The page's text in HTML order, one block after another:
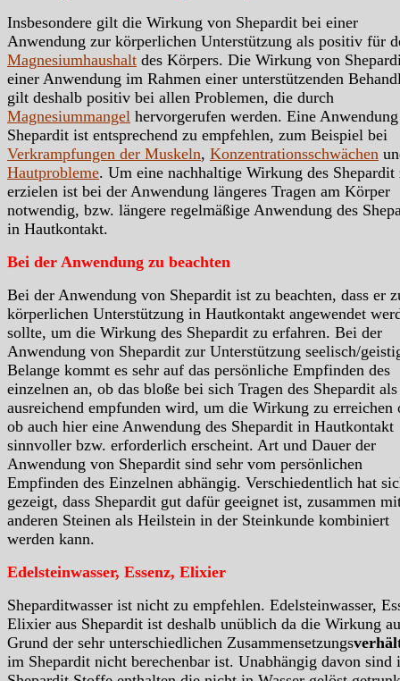
Insbesondere gilt die Wirkung von Shepardit bei einer
Anwendung zur körperlichen Unterstützung als positiv für
Magnesiumhaushalt des Körpers. Die Wirkung von
einer Anwendung im Rahmen einer unterstützenden
gilt deshalb positiv bei allen Problemen, die durch
Magnesiummangel hervorgerufen werden. Eine
Shepardit ist entsprechend zu empfehlen, zum Beispiel bei
Verkrampfungen der Muskeln, Konzentrationsschwächen
Hautprobleme. Um eine nachhaltige Wirkung des Shepardit
erzielen ist bei der Anwendung längeres Tragen am Körper
notwendig, bzw. längere regelmäßige Anwendung des
in Hautkontakt.
Bei der Anwendung zu beachten
Bei der Anwendung von Shepardit ist zu beachten, dass er
körperlichen Unterstützung in Hautkontakt angewendet
sollte, um die Wirkung des Shepardit zu erfahren. Bei der
Anwendung von Shepardit zur Unterstützung seelisch/
Belange kommt es sehr auf das persönliche Empfinden des
einzelnen an, ob das bloße bei sich Tragen des Shepardit als
ausreichend empfunden wird, um die Wirkung zu erreichen
ob auch hier eine Anwendung des Shepardit in Hautkontakt
sinnvoller bzw. erforderlich erscheint. Art und Dauer der
Anwendung von Shepardit sind sehr vom persönlichen
Empfinden des Einzelnen abhängig. Verschiedentlich hat
gezeigt, dass Shepardit gut dafür geeignet ist, zusammen
anderen Steinen als Heilstein in der Steinkunde kombiniert
werden kann.
Edelsteinwasser, Essenz, Elixier
Sheparditwasser ist nicht zu empfehlen. Edelsteinwasser,
Elixier aus Shepardit ist deshalb unüblich da die Wirkung
Grund der sehr unterschiedlichen Zusammensetzungs
im Shepardit nicht berechenbar ist. Unabhängig davon sind